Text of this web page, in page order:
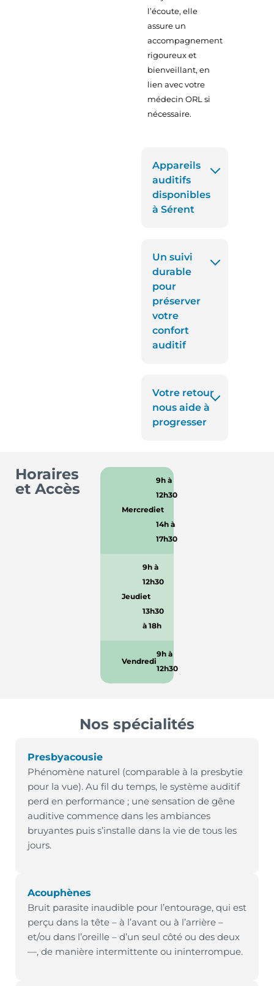
l’écoute, elle
assure un
accompagnement
rigoureux et
bienveillant, en
lien avec votre
médecin ORL si
nécessaire.
Appareils
auditifs
disponibles
à Sérent
Un suivi
durable
pour
préserver
votre
confort
auditif
Votre retour
nous aide à
progresser
Horaires
et Accès
Mercredi
9h à
12h30
et
14h à
17h30
Jeudi
9h à
12h30
et
13h30
à 18h
Vendredi
9h à
12h30
Nos spécialités
Presbyacousie
Phénomène naturel (comparable à la presbytie
pour la vue). Au fil du temps, le système auditif
perd en performance ; une sensation de gêne
auditive commence dans les ambiances
bruyantes puis s’installe dans la vie de tous les
jours.
Acouphènes
Bruit parasite inaudible pour l’entourage, qui est
perçu dans la tête – à l’avant ou à l’arrière –
et/ou dans l’oreille – d’un seul côté ou des deux
—, de manière intermittente ou ininterrompue.